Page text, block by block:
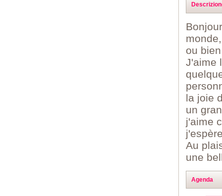
ou
J'aime
la joie
un
j'aime
Au
une
Agenda